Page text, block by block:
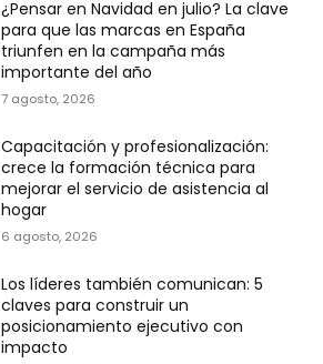
¿Pensar en Navidad en julio? La clave
para que las marcas en España
triunfen en la campaña más
importante del año
7 agosto, 2026
Capacitación y profesionalización:
crece la formación técnica para
mejorar el servicio de asistencia al
hogar
6 agosto, 2026
Los líderes también comunican: 5
claves para construir un
posicionamiento ejecutivo con
impacto